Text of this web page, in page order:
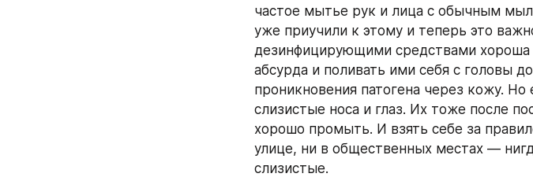
частое мытье рук и лица с обычным
уже приучили к этому и теперь это
дезинфицирующими средствами
абсурда и поливать ими себя с головы
проникновения патогена через кожу.
слизистые носа и глаз. Их тоже после
хорошо промыть. И взять себе за
улице, ни в общественных местах —
слизистые.